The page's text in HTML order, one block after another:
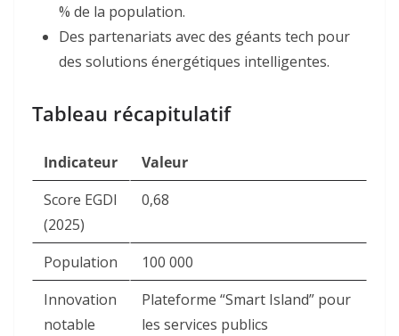
% de la population.
Des partenariats avec des géants tech pour
des solutions énergétiques intelligentes.
Tableau récapitulatif
Indicateur
Valeur
Score EGDI
(2025)
0,68
Population
100 000
Innovation
notable
Plateforme “Smart Island” pour
les services publics